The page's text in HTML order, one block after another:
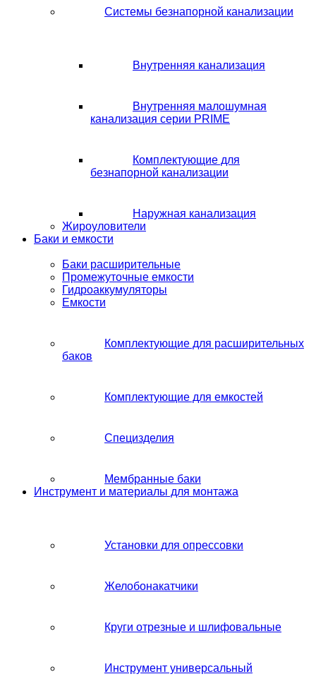
Системы безнапорной канализации
Внутренняя канализация
Внутренняя малошумная
канализация серии PRIME
Комплектующие для
безнапорной канализации
Наружная канализация
Жироуловители
Баки и емкости
Баки расширительные
Промежуточные емкости
Гидроаккумуляторы
Емкости
Комплектующие для расширительных
баков
Комплектующие для емкостей
Специзделия
Мембранные баки
Инструмент и материалы для монтажа
Установки для опрессовки
Желобонакатчики
Круги отрезные и шлифовальные
Инструмент универсальный